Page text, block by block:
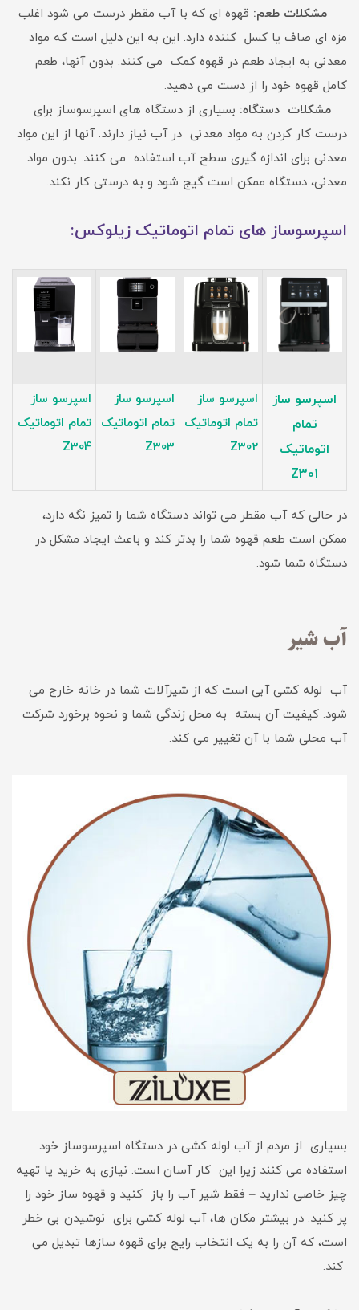
مشکلات طعم: قهوه ای که با آب مقطر درست می شود اغلب
مزه ای صاف یا کسل کننده دارد. این به این دلیل است که مواد
معدنی به ایجاد طعم در قهوه کمک می کنند. بدون آنها، طعم
کامل قهوه خود را از دست می دهید.
مشکلات دستگاه: بسیاری از دستگاه های اسپرسوساز برای
درست کار کردن به مواد معدنی در آب نیاز دارند. آنها از این مواد
معدنی برای اندازه گیری سطح آب استفاده می کنند. بدون مواد
معدنی، دستگاه ممکن است گیج شود و به درستی کار نکند.
اسپرسوساز های تمام اتوماتیک زیلوکس:
اسپرسو ساز
تمام
اتوماتیک
Z301
اسپرسو ساز
تمام اتوماتیک
Z302
اسپرسو ساز
تمام اتوماتیک
Z303
اسپرسو ساز
تمام اتوماتیک
Z304
در حالی که آب مقطر می تواند دستگاه شما را تمیز نگه دارد،
ممکن است طعم قهوه شما را بدتر کند و باعث ایجاد مشکل در
دستگاه شما شود.
آب شیر
آب لوله کشی آبی است که از شیرآلات شما در خانه خارج می
شود. کیفیت آن بسته به محل زندگی شما و نحوه برخورد شرکت
آب محلی شما با آن تغییر می کند.
بسیاری از مردم از آب لوله کشی در دستگاه اسپرسوساز خود
استفاده می کنند زیرا این کار آسان است. نیازی به خرید یا تهیه
چیز خاصی ندارید – فقط شیر آب را باز کنید و قهوه ساز خود را
پر کنید. در بیشتر مکان ها، آب لوله کشی برای نوشیدن بی خطر
است، که آن را به یک انتخاب رایج برای قهوه سازها تبدیل می
کند.